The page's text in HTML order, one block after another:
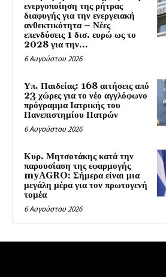
ενεργοποίηση της ρήτρας
διαφυγής για την ενεργειακή
ανθεκτικότητα – Νέες
επενδύσεις 1 δισ. ευρώ ως το
2028 για την...
6 Αυγούστου 2026
Υπ. Παιδείας: 168 αιτήσεις από
23 χώρες για το νέο αγγλόφωνο
πρόγραμμα Ιατρικής του
Πανεπιστημίου Πατρών
6 Αυγούστου 2026
Κυρ. Μητσοτάκης κατά την
παρουσίαση της εφαρμογής
myAGRO: Σήμερα είναι μια
μεγάλη μέρα για τον πρωτογενή
τομέα
6 Αυγούστου 2026